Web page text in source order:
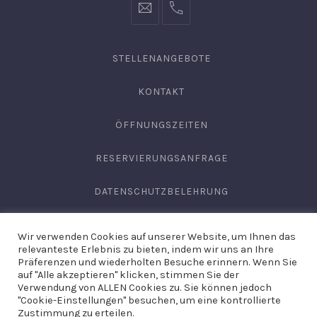
info@hofgut-0049747196019210
STELLENANGEBOTE
KONTAKT
ÖFFNUNGSZEITEN
RESERVIERUNGSANFRAGE
DATENSCHUTZBELEHRUNG
IMPRESSUM
Copyright © 2026Domäne Areal Hechingen. Site byHirschburg
Wir verwenden Cookies auf unserer Website, um Ihnen das
relevanteste Erlebnis zu bieten, indem wir uns an Ihre
Präferenzen und wiederholten Besuche erinnern. Wenn Sie
auf "Alle akzeptieren" klicken, stimmen Sie der
Verwendung von ALLEN Cookies zu. Sie können jedoch
"Cookie-Einstellungen" besuchen, um eine kontrollierte
Zustimmung zu erteilen.